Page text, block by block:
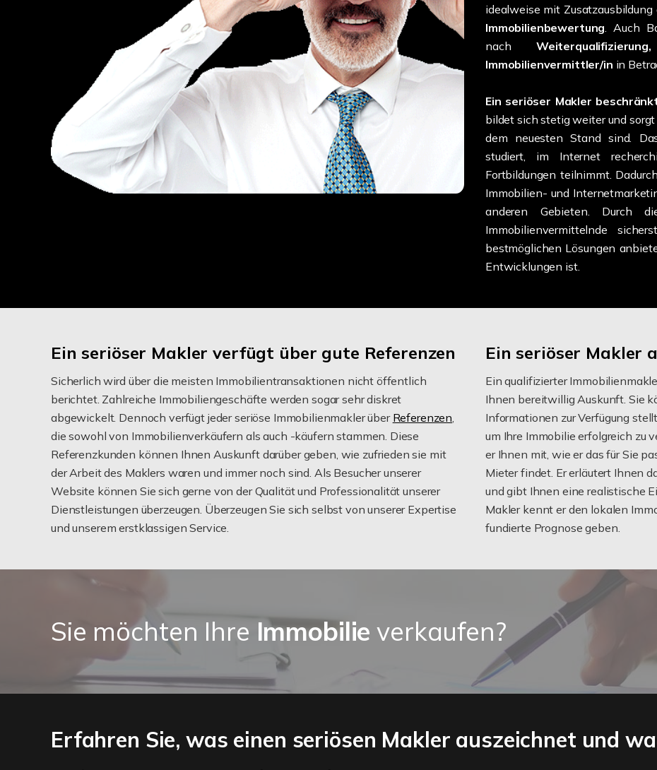
idealweise mit Zusatzausbildung
Immobilienbewertung. Auch
nach
Immobilienvermittler/in in
Ein seriöser Makler
bildet sich stetig weiter und
dem neuesten Stand sind.
studiert, im Internet
Fortbildungen teilnimmt.
Immobilien- und
anderen Gebieten. Durch
Immobilienvermittelnde
bestmöglichen Lösungen
Entwicklungen ist.
Ein seriöser Makler verfügt über gute Referenzen
Sicherlich wird über die meisten Immobilientransaktionen nicht öffentlich
berichtet. Zahlreiche Immobiliengeschäfte werden sogar sehr diskret
abgewickelt. Dennoch verfügt jeder seriöse Immobilienmakler über Referenzen,
die sowohl von Immobilienverkäufern als auch -käufern stammen. Diese
Referenzkunden können Ihnen Auskunft darüber geben, wie zufrieden sie mit
der Arbeit des Maklers waren und immer noch sind. Als Besucher unserer
Website können Sie sich gerne von der Qualität und Professionalität unserer
Dienstleistungen überzeugen. Überzeugen Sie sich selbst von unserer Expertise
und unserem erstklassigen Service.
Ein seriöser Makler
Ein qualifizierter
Ihnen bereitwillig Auskunft. Sie
Informationen zur Verfügung
um Ihre Immobilie erfolgreich zu
er Ihnen mit, wie er das für Sie
Mieter findet. Er erläutert Ihnen
und gibt Ihnen eine realistische
Makler kennt er den lokalen
fundierte Prognose geben.
Sie möchten Ihre Immobilie verkaufen?
Erfahren Sie, was einen seriösen Makler auszeichnet und